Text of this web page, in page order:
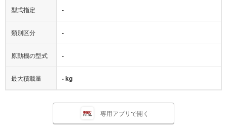
型式指定 -
類別区分 -
原動機の型式 -
最大積載量 - kg
専用アプリで開く